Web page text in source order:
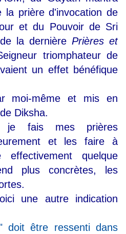
la prière d'invocation de
et du Pouvoir de Sri
la dernière Prières et
triomphateur de
un effet bénéfique
moi-même et mis en
Diksha.
je fais mes prières
et les faire à
quelque
plus concrètes, les
une autre indication
être ressenti dans